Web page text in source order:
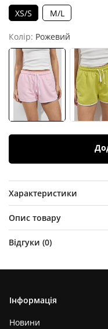
XS/S
M/L
Колір: Рожевий
Характеристики
Опис товару
Відгуки (0)
Інформація
Новини